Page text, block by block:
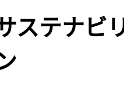
ステナビ